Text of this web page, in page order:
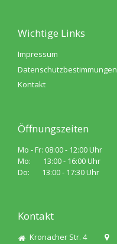
Wichtige Links
Impressum
Datenschutzbestimmungen
Kontakt
Öffnungszeiten
Mo - Fr: 08:00 - 12:00 Uhr
Mo: 13:00 - 16:00 Uhr
Do: 13:00 - 17:30 Uhr
Kontakt
Kronacher Str. 4